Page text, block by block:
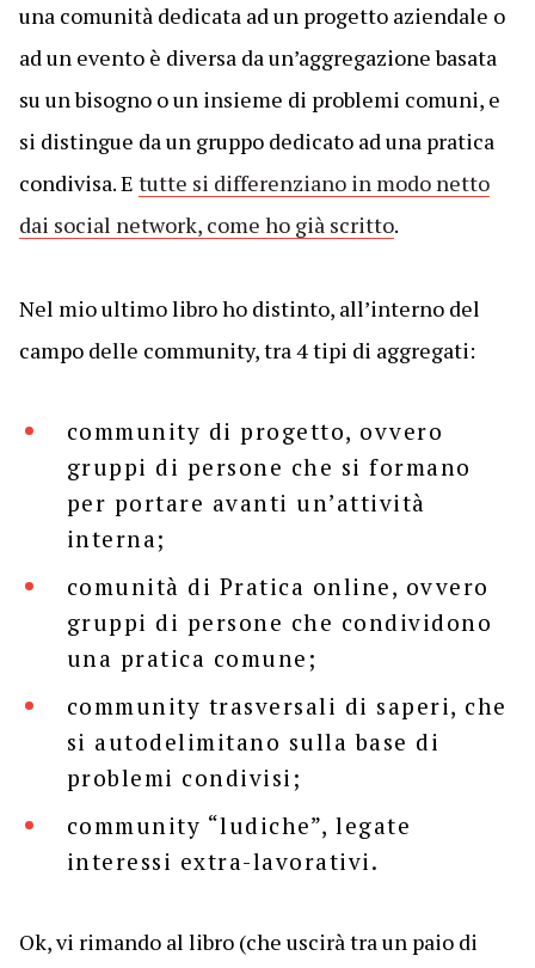
una comunità dedicata ad un progetto aziendale o
ad un evento è diversa da un’aggregazione basata
su un bisogno o un insieme di problemi comuni, e
si distingue da un gruppo dedicato ad una pratica
condivisa. E tutte si differenziano in modo netto
dai social network, come ho già scritto.
Nel mio ultimo libro ho distinto, all’interno del
campo delle community, tra 4 tipi di aggregati:
community di progetto, ovvero
gruppi di persone che si formano
per portare avanti un’attività
interna;
comunità di Pratica online, ovvero
gruppi di persone che condividono
una pratica comune;
community trasversali di saperi, che
si autodelimitano sulla base di
problemi condivisi;
community “ludiche”, legate
interessi extra-lavorativi.
Ok, vi rimando al libro (che uscirà tra un paio di